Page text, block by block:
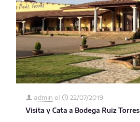
admin el
22/07/2019
Visita y Cata a Bodega Ruiz Torres